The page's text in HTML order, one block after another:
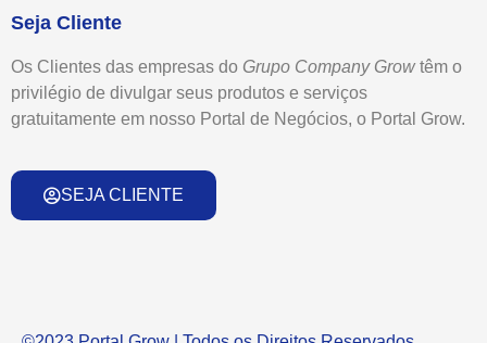
Seja Cliente
Os Clientes das empresas do Grupo Company Growtêm o
privilégio de divulgar seus produtos e serviços
gratuitamente em nosso Portal de Negócios, o Portal Grow.
SEJA CLIENTE